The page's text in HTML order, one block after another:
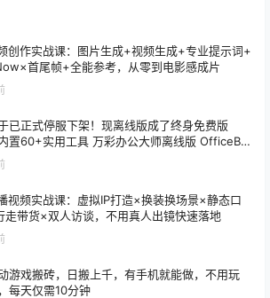
创作实战课：图片生成+视频生成+专业提示词+
首尾帧+全能参考，从零到电影感成片
已正式停服下架！现离线版成了终身免费版
置60+实用工具 万彩办公大师离线版 OfficeBo
视频实战课：虚拟IP打造×换装换场景×静态口
走带货×双人访谈，不用真人出镜快速落地
游戏搬砖，日搬上千，有手机就能做，不用玩
每天仅需10分钟